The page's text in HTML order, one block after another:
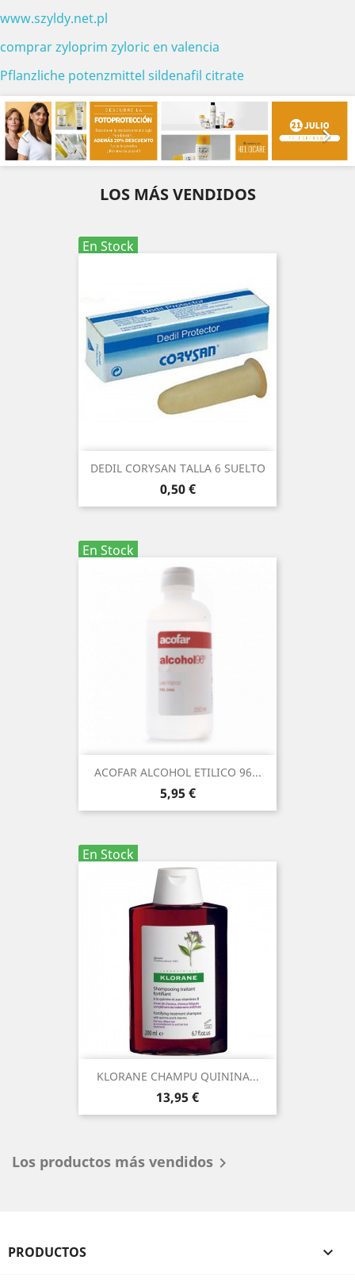
www.szyldy.net.pl
comprar zyloprim zyloric en valencia
Pflanzliche potenzmittel sildenafil citrate

Anterior

LOS MÁS VENDIDOS
En Stock
DEDIL CORYSAN TALLA 6 SUELTO
Precio
0,50 €
En Stock
ACOFAR ALCOHOL ETILICO 96...
Precio
5,95 €
En Stock
KLORANE CHAMPU QUININA...
Precio
13,95 €
Los productos más vendidos 
PRODUCTOS 